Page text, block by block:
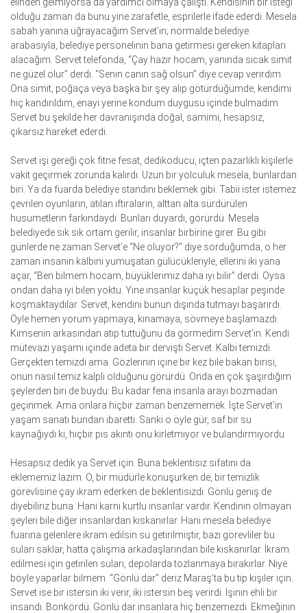
olduğu zaman da bunu yine zarafetle, esprilerle ifade ederdi. Mesela
sabah yanına uğrayacağım Servet’in; normalde belediye
arabasıyla, belediye personelinin bana getirmesi gereken kitapları
alacağım. Servet telefonda, “Çay hazır hocam, yanında sıcak simit
ne güzel olur” derdi. “Senin canın sağ olsun” diye cevap verirdim.
Ona simit, poğaça veya başka bir şey alıp götürdüğümde, kendimi
hiç kandırıldım, enayi yerine kondum duygusu içinde bulmadım.
Servet bu şekilde her davranışında doğal, samimi, hesapsız,
çıkarsız hareket ederdi.
Servet işi gereği çok fitne fesat, dedikoducu, içten pazarlıklı kişilerle
vakit geçirmek zorunda kalırdı. Uzun bir yolculuk mesela, bunlardan
biri. Ya da fuarda belediye standını beklemek gibi. Tabii ister istemez
çevrilen oyunların, atılan iftiraların, alttan alta sürdürülen
husumetlerin farkındaydı. Bunları duyardı, görürdü. Mesela
belediyede sık sık ortam gerilir, insanlar birbirine girer. Bu gibi
günlerde ne zaman Servet’e “Ne oluyor?” diye sorduğumda, o her
zaman insanın kalbini yumuşatan gülücükleriyle, ellerini iki yana
açar, “Ben bilmem hocam, büyüklerimiz daha iyi bilir” derdi. Oysa
ondan daha iyi bilen yoktu. Yine insanlar küçük hesaplar peşinde
koşmaktaydılar. Servet, kendini bunun dışında tutmayı başarırdı.
Öyle hemen yorum yapmaya, kınamaya, sövmeye başlamazdı.
Kimsenin arkasından atıp tuttuğunu da görmedim Servet’in. Kendi
mütevazi yaşamı içinde adeta bir dervişti Servet. Kalbi temizdi.
Gerçekten temizdi ama. Gözlerinin içine bir kez bile bakan birisi,
onun nasıl temiz kalpli olduğunu görürdü. Onda en çok şaşırdığım
şeylerden biri de buydu: Bu kadar fena insanla arayı bozmadan
geçinmek. Ama onlara hiçbir zaman benzememek. İşte Servet’in
yaşam sanatı bundan ibaretti. Sanki o öyle gür, saf bir su
kaynağıydı ki, hiçbir pis akıntı onu kirletmiyor ve bulandırmıyordu.
Hesapsız dedik ya Servet için. Buna beklentisiz sıfatını da
eklememiz lazım. O, bir müdürle konuşurken de, bir temizlik
görevlisine çay ikram ederken de beklentisizdi. Gönlü geniş de
diyebiliriz buna. Hani karnı kurtlu insanlar vardır. Kendinin olmayan
şeyleri bile diğer insanlardan kıskanırlar. Hani mesela belediye
fuarına gelenlere ikram edilsin su getirilmiştir, bazı görevliler bu
suları saklar, hatta çalışma arkadaşlarından bile kıskanırlar. İkram
edilmesi için getirilen suları, depolarda tozlanmaya bırakırlar. Niye
böyle yaparlar bilmem. "Gönlü dar" deriz Maraş’ta bu tip kişiler için.
Servet ise bir istersin iki verir, iki istersin beş verirdi. İşinin ehli bir
insandı. Bonkördü. Gönlü dar insanlara hiç benzemezdi. Ekmeğinin